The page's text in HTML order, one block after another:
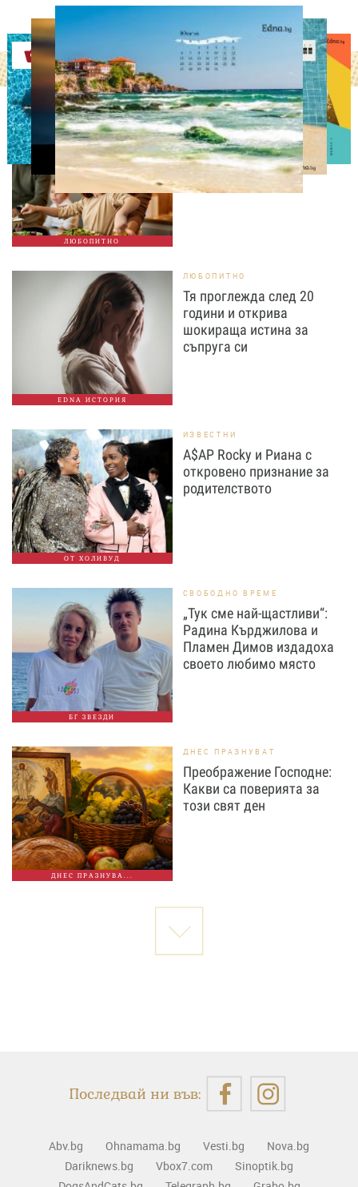
Оферти
ЛЮБОПИТНО
ЛЮБОПИТНО
Тайната на добрата
вечеря не се крие в
сложната рецепта
EDNA ИСТОРИЯ
ЛЮБОПИТНО
Тя проглежда след 20
години и открива
шокираща истина за
съпруга си
ОТ ХОЛИВУД
ИЗВЕСТНИ
A$AP Rocky и Риана с
откровено признание за
родителството
БГ ЗВЕЗДИ
СВОБОДНО ВРЕМЕ
„Тук сме най-щастливи“:
Радина Кърджилова и
Пламен Димов издадоха
своето любимо място
ДНЕС ПРАЗНУВА...
ДНЕС ПРАЗНУВАТ
Преображение Господне:
Какви са поверията за
този свят ден
Последвай ни във:
Abv.bg Ohnamama.bg Vesti.bg
Nova.bg
Dariknews.bg
Vbox7.com
Sinoptik.bg